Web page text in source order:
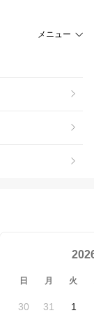
メニュー
日 月 火
30 31 1